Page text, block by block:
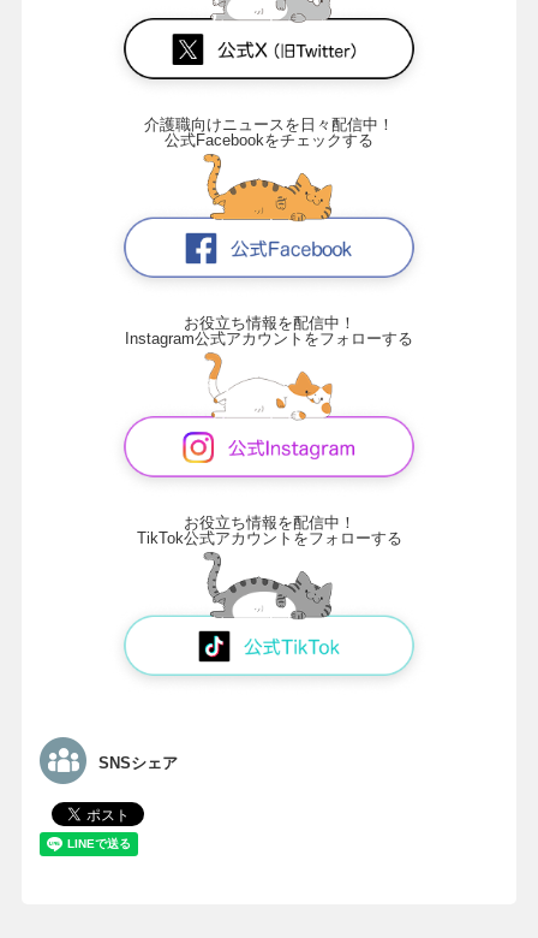
介護職向けニュースを日々配信中！
公式Facebookをチェックする
お役立ち情報を配信中！
Instagram公式アカウントをフォローする
お役立ち情報を配信中！
TikTok公式アカウントをフォローする
SNSシェア